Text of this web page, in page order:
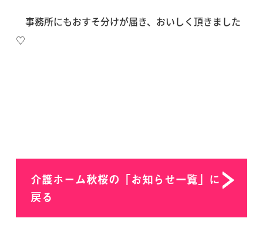
事務所にもおすそ分けが届き、おいしく頂きました
♡
介護ホーム秋桜の「お知らせ一覧」に
戻る